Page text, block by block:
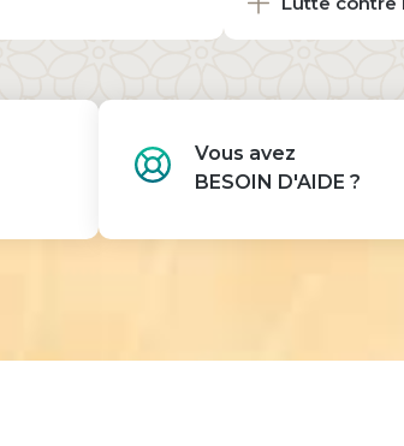
Vous avez
BESOIN D'AIDE ?